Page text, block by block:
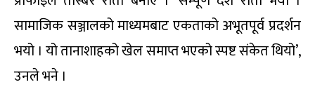
सामाजिक सञ्जालको माध्यमबाट एकताको अभूतपूर्व प्रदर्शन
भयो । यो तानाशाहको खेल समाप्त भएको स्पष्ट संकेत थियो’,
उनले भने ।